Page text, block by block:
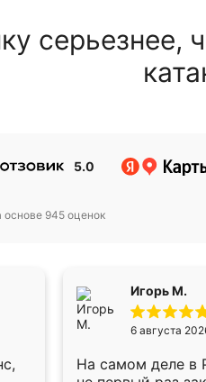
серьезнее,
5.0
основе 945 оценок
Игорь М.
6 августа
На самом деле в